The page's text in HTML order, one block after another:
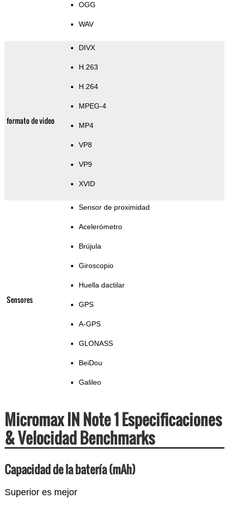
OGG
WAV
formato de video
DIVX
H.263
H.264
MPEG-4
MP4
VP8
VP9
XVID
Sensores
Sensor de proximidad
Acelerómetro
Brújula
Giroscopio
Huella dactilar
GPS
A-GPS
GLONASS
BeiDou
Galileo
Micromax IN Note 1 Especificaciones
& Velocidad Benchmarks
Capacidad de la batería (mAh)
Superior es mejor